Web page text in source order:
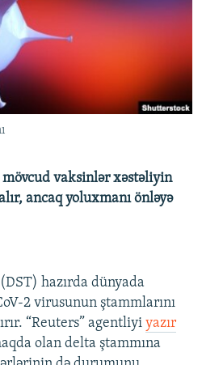
STANDARTLARIMIZ
vaksinlər xəstəliyin
alır, ancaq yoluxmanı önləyə
hazırda dünyada
2 virusunun ştammlarını
“Reuters” agentliyi yazır
olan delta ştammına